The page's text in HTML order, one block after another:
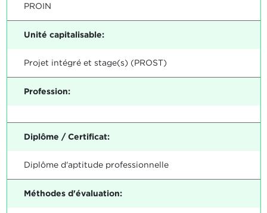
PROIN
Unité capitalisable:
Projet intégré et stage(s) (PROST)
Profession:
Diplôme / Certificat:
Diplôme d'aptitude professionnelle
Méthodes d'évaluation: